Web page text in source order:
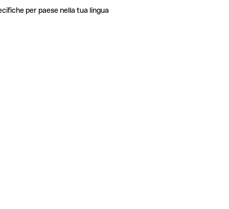
per paese nella tua lingua